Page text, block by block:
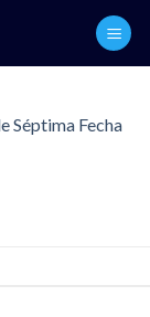
Séptima Fecha